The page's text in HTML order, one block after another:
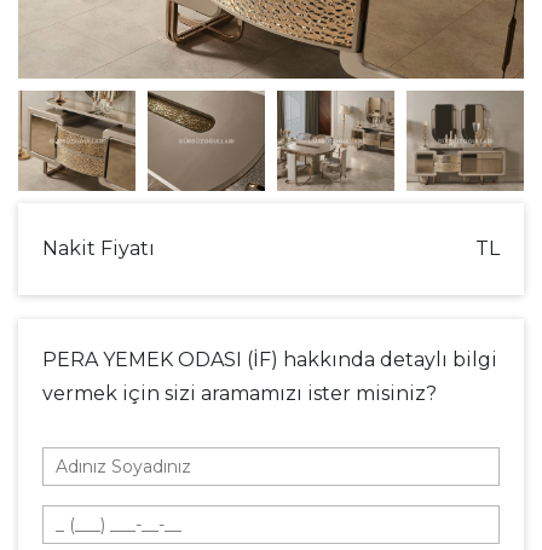
Şifremi unuttum ?
Nakit Fiyatı TL
PERA YEMEK ODASI (İF) hakkında detaylı bilgi
vermek için sizi aramamızı ister misiniz?